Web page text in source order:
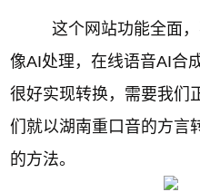
这个网站功能全面
像AI处理，在线语音AI合
很好实现转换，需要我们
们就以湖南重口音的方言
的方法。